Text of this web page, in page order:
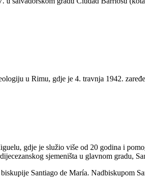
u Rimu, gdje je 4. travnja 1942.
gdje je služio više od 20 godina i
sjemeništa u glavnom gradu,
Santiago de María. Nadbiskupom